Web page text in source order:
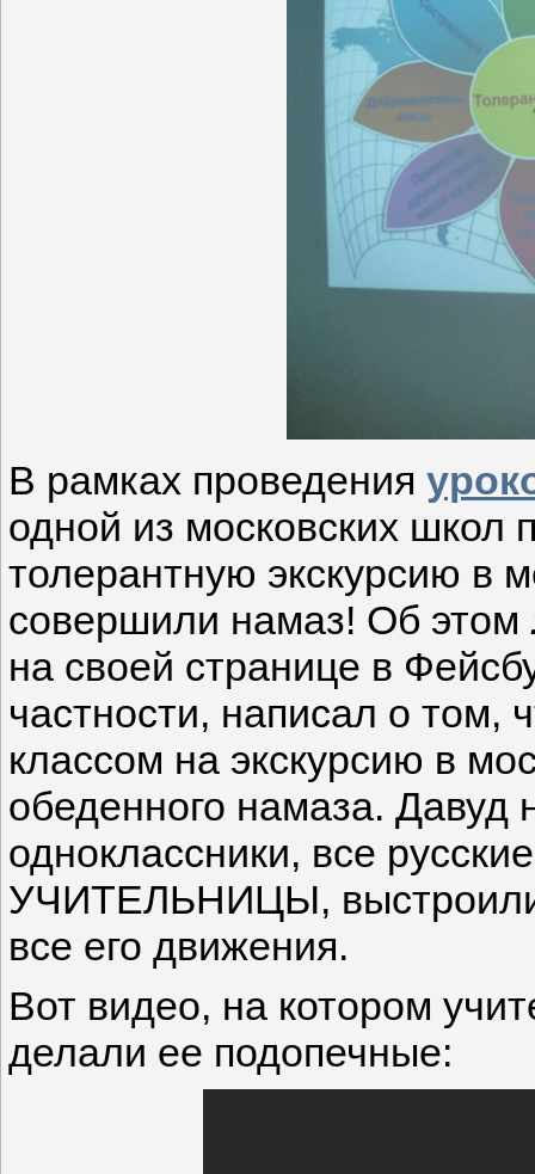
В рамках проведения
одной из московских школ
толерантную экскурсию в
совершили намаз! Об этом
на своей странице в
частности, написал о том,
классом на экскурсию в
обеденного намаза. Давуд
одноклассники, все
УЧИТЕЛЬНИЦЫ,
все его движения.
Вот видео, на котором
делали ее подопечные: